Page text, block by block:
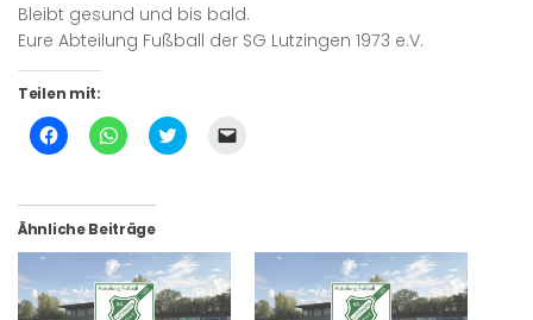
Bleibt gesund und bis bald.
Eure Abteilung Fußball der SG Lutzingen 1973 e.V.
Teilen mit:
Klick,
um
teilen
(Wird
in
neuem
Fenster
geöffnet)
Klicken,
um
teilen
(Wird
in
neuem
Fenster
geöffnet)
Klick,
um
neuem
Fenster
geöffnet)
Mail
senden
(Wird
Ähnliche Beiträge